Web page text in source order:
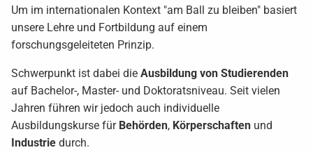
Um im internationalen Kontext "am Ball zu bleiben" basiert
unsere Lehre und Fortbildung auf einem
forschungsgeleiteten Prinzip.
Schwerpunkt ist dabei die Ausbildung von Studierenden
auf Bachelor-, Master- und Doktoratsniveau. Seit vielen
Jahren führen wir jedoch auch individuelle
Ausbildungskurse für Behörden, Körperschaften und
Industrie durch.